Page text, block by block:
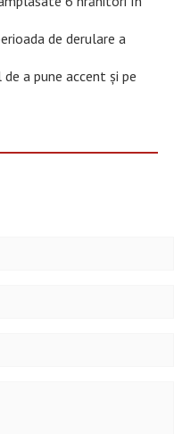
de derulare a
a pune accent și pe